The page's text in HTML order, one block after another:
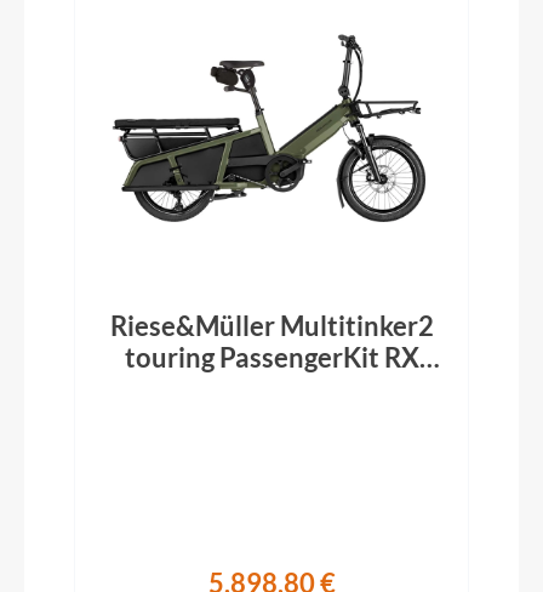
Riese&Müller Multitinker2
touring PassengerKit RX
5.898,80 €